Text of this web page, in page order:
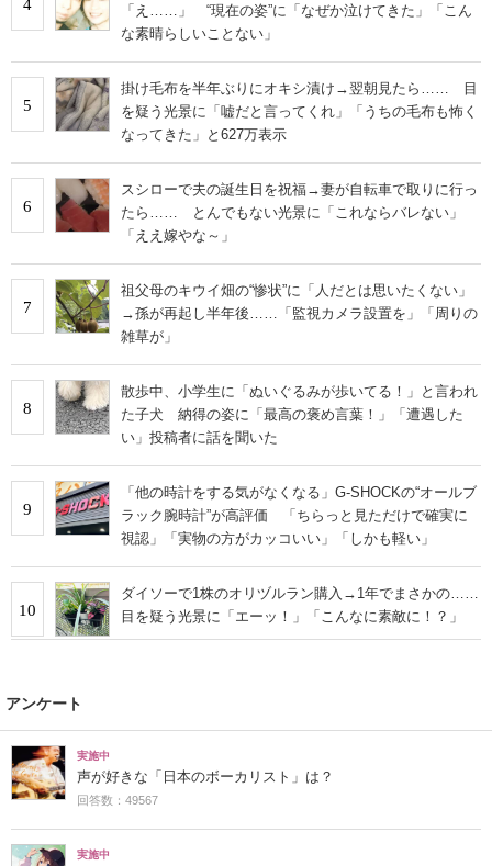
4
「え……」 “現在の姿”に「なぜか泣けてきた」「こん
な素晴らしいことない」
5
掛け毛布を半年ぶりにオキシ漬け→翌朝見たら…… 目
を疑う光景に「嘘だと言ってくれ」「うちの毛布も怖く
なってきた」と627万表示
6
スシローで夫の誕生日を祝福→妻が自転車で取りに行っ
たら…… とんでもない光景に「これならバレない」
「ええ嫁やな～」
7
祖父母のキウイ畑の“惨状”に「人だとは思いたくない」
→孫が再起し半年後……「監視カメラ設置を」「周りの
雑草が」
8
散歩中、小学生に「ぬいぐるみが歩いてる！」と言われ
た子犬 納得の姿に「最高の褒め言葉！」「遭遇した
い」投稿者に話を聞いた
9
「他の時計をする気がなくなる」G-SHOCKの“オールブ
ラック腕時計”が高評価 「ちらっと見ただけで確実に
視認」「実物の方がカッコいい」「しかも軽い」
10
ダイソーで1株のオリヅルラン購入→1年でまさかの……
目を疑う光景に「エーッ！」「こんなに素敵に！？」
アンケート
実施中
声が好きな「日本のボーカリスト」は？
回答数：49567
実施中